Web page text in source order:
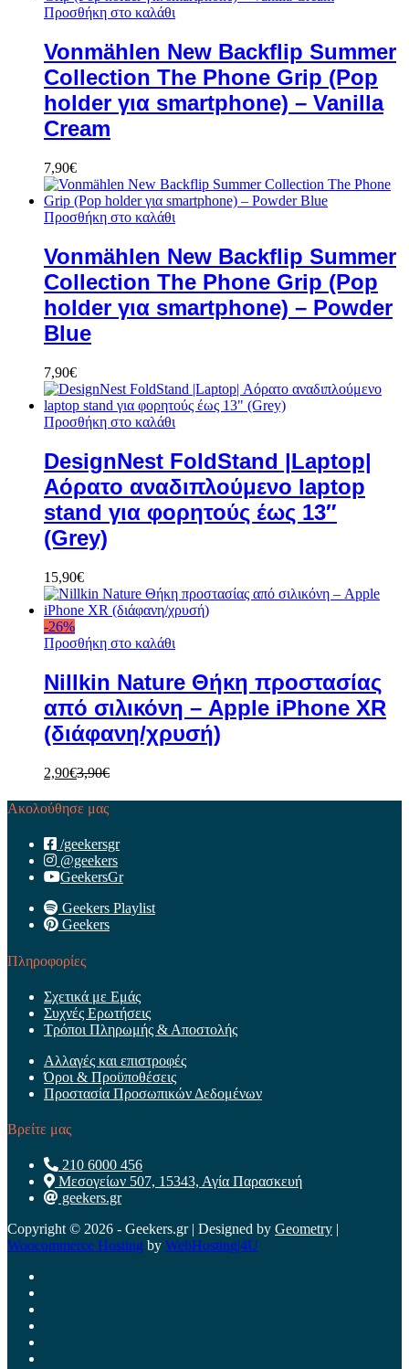
Προσθήκη στο καλάθι
Vonmählen New Backflip Summer
Collection The Phone Grip (Pop
holder για smartphone) – Vanilla
Cream
7,90€
Προσθήκη στο καλάθι
Vonmählen New Backflip Summer
Collection The Phone Grip (Pop
holder για smartphone) – Powder
Blue
7,90€
Προσθήκη στο καλάθι
DesignNest FoldStand |Laptop|
Αόρατο αναδιπλούμενο laptop
stand για φορητούς έως 13″
(Grey)
15,90€
-26%
Προσθήκη στο καλάθι
Nillkin Nature Θήκη προστασίας
από σιλικόνη – Apple iPhone XR
(διάφανη/χρυσή)
2,90€3,90€
Ακολούθησε μας
/geekersgr
@geekers
GeekersGr
Geekers Playlist
Geekers
Πληροφορίες
Σχετικά με Εμάς
Συχνές Ερωτήσεις
Τρόποι Πληρωμής & Αποστολής
Αλλαγές και επιστροφές
Όροι & Προϋποθέσεις
Προστασία Προσωπικών Δεδομένων
Βρείτε μας
210 6000 456
Μεσογείων 507, 15343, Αγία Παρασκευή
geekers.gr
Copyright © 2026 - Geekers.gr | Designed by Geometry |
Woocommerce Hosting by WebHosting|4U